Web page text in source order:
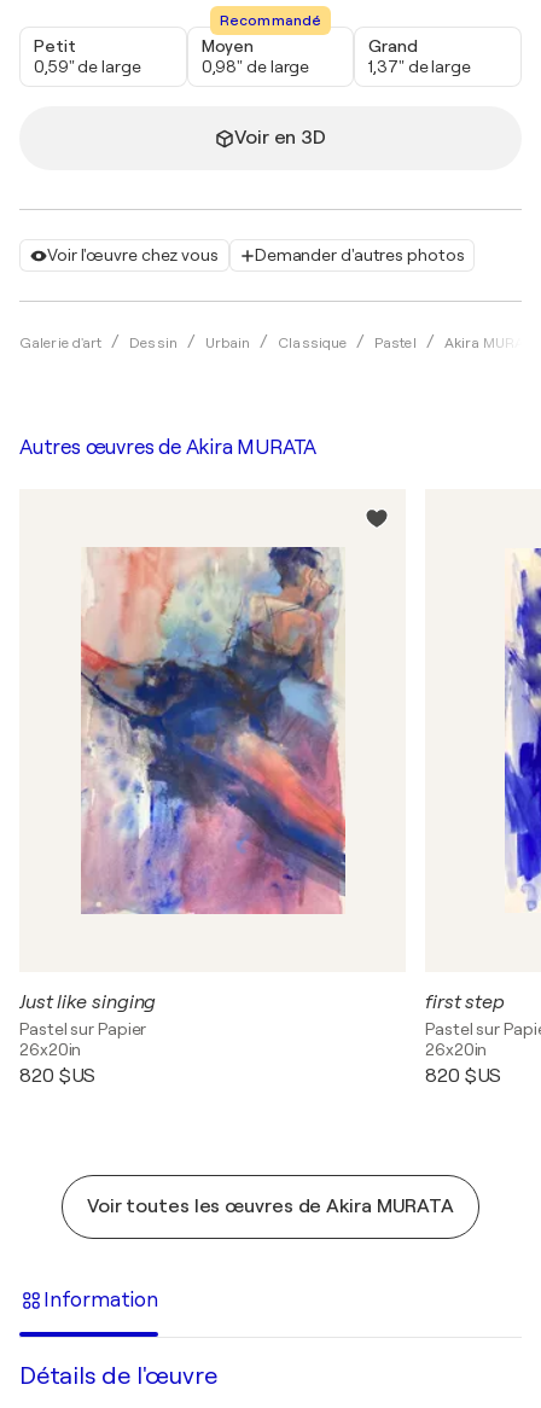
Voir l'œuvre chez vous Demander d'autres photos
Galerie d'art Dessin Urbain Classique Pastel Akira MURATA
Petit
0,59" de large
Recommandé
Moyen
0,98" de large
Grand
1,37" de large
Voir en 3D
Autres œuvres de Akira MURATA
Just like singing
Pastel sur Papier
26x20in
820 $US
first step
Pastel sur
26x20in
820 $US
Voir toutes les œuvres de Akira MURATA
Information
Détails de l'œuvre